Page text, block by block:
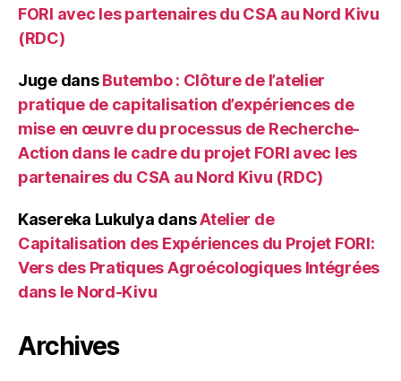
FORI avec les partenaires du CSA au Nord Kivu
(RDC)
JugedansButembo : Clôture de l’atelier
pratique de capitalisation d’expériences de
mise en œuvre du processus de Recherche-
Action dans le cadre du projet FORI avec les
partenaires du CSA au Nord Kivu (RDC)
Kasereka Lukulya dansAtelier de
Capitalisation des Expériences du Projet FORI:
Vers des Pratiques Agroécologiques Intégrées
dans le Nord-Kivu
Archives